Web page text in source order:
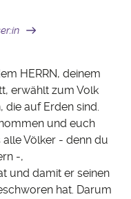
HERRN, deinem
erwählt zum Volk
die auf Erden sind.
und euch
Völker - denn du
-,
und damit er seinen
hat. Darum